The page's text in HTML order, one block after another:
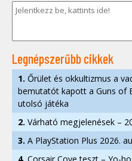
Legnépszerűbb cikkek
1. Őrület és okkultizmus a
bemutatót kapott a Guns of
utolsó játéka
2. Várható megjelenések –
3. A PlayStation Plus 2026.